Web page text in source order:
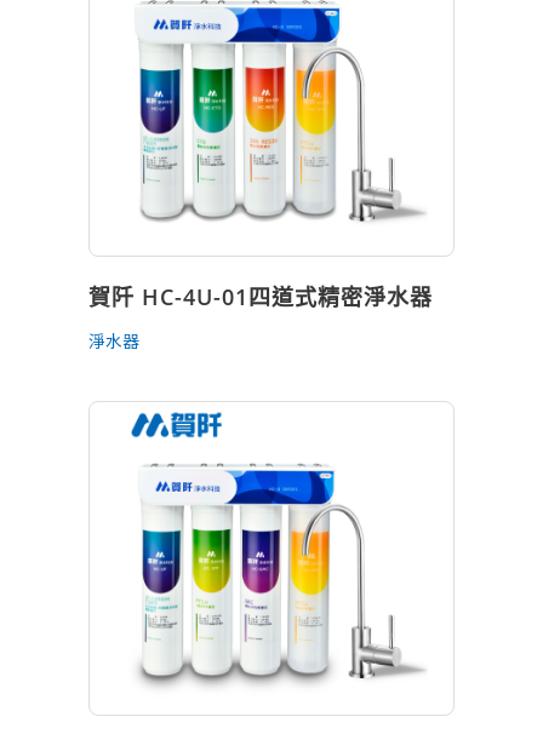
賀阡 HC-4U-01四道式精密淨水器
淨水器